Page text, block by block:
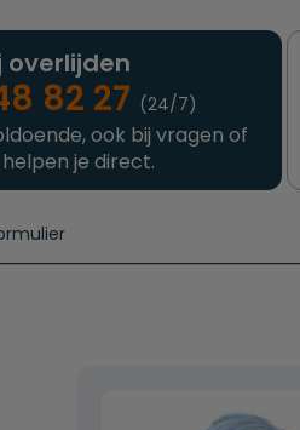
overlijden
82 27 (24/7)
ook bij vragen of
je direct.